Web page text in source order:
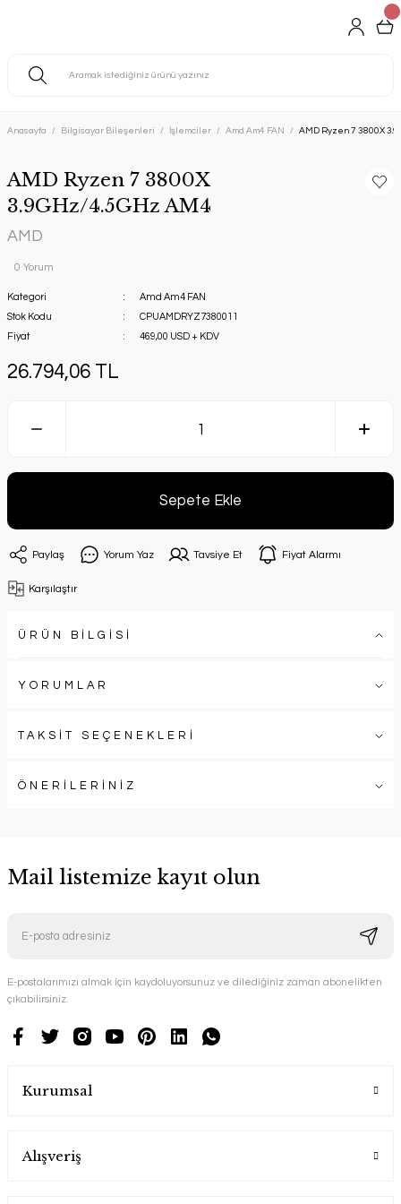
Anasayfa Bilgisayar Bileşenleri İşlemciler Amd Am4 FAN AMD Ryzen 7 3800X
AMD Ryzen 7 3800X
3.9GHz/4.5GHz AM4
AMD
0 Yorum
Kategori
Amd Am4 FAN
Stok Kodu
CPUAMDRYZ7380011
Fiyat
469,00 USD + KDV
26.794,06 TL
Sepete Ekle
Paylaş Yorum Yaz Tavsiye Et Fiyat Alarmı
Karşılaştır
ÜRÜN BİLGİSİ
YORUMLAR
TAKSİT SEÇENEKLERİ
ÖNERİLERİNİZ
Mail listemize kayıt olun
E-postalarımızı almak için kaydoluyorsunuz ve dilediğiniz zaman abonelikten
çıkabilirsiniz.
Kurumsal
Alışveriş